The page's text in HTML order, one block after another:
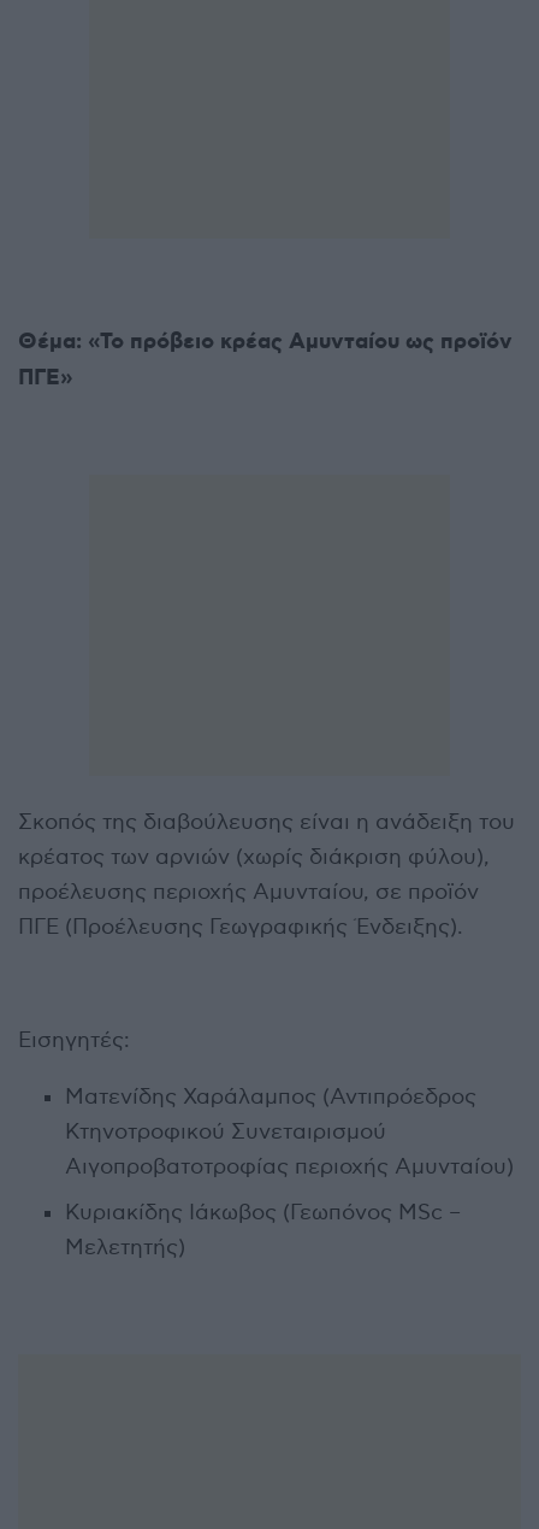
Θέμα: «Το πρόβειο κρέας Αμυνταίου ως προϊόν
ΠΓΕ»
Σκοπός της διαβούλευσης είναι η ανάδειξη του
κρέατος των αρνιών (χωρίς διάκριση φύλου),
προέλευσης περιοχής Αμυνταίου, σε προϊόν
ΠΓΕ (Προέλευσης Γεωγραφικής Ένδειξης).
Εισηγητές:
Ματενίδης Χαράλαμπος (Αντιπρόεδρος
Κτηνοτροφικού Συνεταιρισμού
Αιγοπροβατοτροφίας περιοχής Αμυνταίου)
Κυριακίδης Ιάκωβος (Γεωπόνος MSc –
Μελετητής)